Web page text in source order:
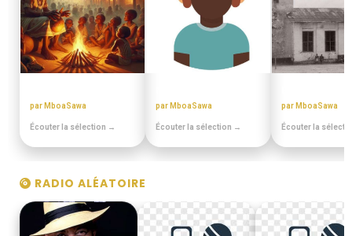
par MboaSawa
Écouter la sélection →
par MboaSawa
Écouter la sélection →
par MboaSawa
Écouter la
RADIO ALÉATOIRE